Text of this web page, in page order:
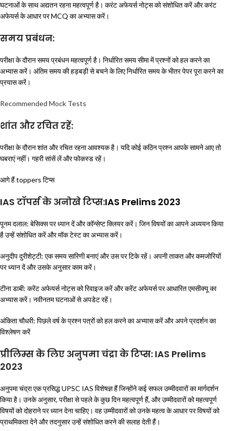
घटनाओं के साथ अद्यतन रहना महत्वपूर्ण है। करंट अफेयर्स नोट्स को संशोधित करें और करंट
अफेयर्स के आधार पर MCQ का अभ्यास करें।
समय प्रबंधन:
परीक्षा के दौरान समय प्रबंधन महत्वपूर्ण है। निर्धारित समय सीमा में प्रश्नों को हल करने का
अभ्यास करें। अंतिम समय की हड़बड़ी से बचने के लिए निर्धारित समय के भीतर पेपर पूरा करने का
प्रयास करें।
Recommended Mock Tests
शांत और रचित रहें:
परीक्षा के दौरान शांत और रचित रहना आवश्यक है। यदि कोई कठिन प्रश्न आपके सामने आए तो
घबराएं नहीं। गहरी सांसें लें और फोकस्ड रहें।
आगे हैं toppers टिप्स
IAS टॉपर्स के अनोखे टिप्स:IAS Prelims 2023
पूनम दलाल: बेसिक्स पर ध्यान दें और कॉन्सेप्ट क्लियर करें। जिन विषयों का आपने अध्ययन किया
है उन्हें संशोधित करें और मॉक टेस्ट का अभ्यास करें।
अनुदीप दुरीशेट्टी: एक समय सारिणी बनाएं और उस पर टिके रहें। अपनी ताकत और कमजोरियों
पर ध्यान दें और उसके अनुसार काम करें।
टीना डाबी: करेंट अफेयर्स नोट्स को रिवाइज करें और करेंट अफेयर्स पर आधारित एमसीक्यू का
अभ्यास करें। नवीनतम घटनाओं से अपडेट रहें।
अंकिता चौधरी: पिछले वर्ष के प्रश्न पत्रों को हल करने का अभ्यास करें और अपने प्रदर्शन का
विश्लेषण करें
प्रीलिम्स के लिए अनुपमा चंद्रा के टिप्स: IAS Prelims
2023
अनुपमा चंद्रा एक प्रसिद्ध UPSC IAS विशेषज्ञ हैं जिन्होंने कई सफल उम्मीदवारों का मार्गदर्शन
किया है। उनके अनुसार, परीक्षा से पहले के कुछ दिन महत्वपूर्ण हैं, और उम्मीदवारों को महत्वपूर्ण
विषयों को दोहराने पर ध्यान देना चाहिए। वह उम्मीदवारों को उनके महत्व के आधार पर विषयों को
प्राथमिकता देने और तदनुसार उन्हें संशोधित करने की सलाह देती हैं।